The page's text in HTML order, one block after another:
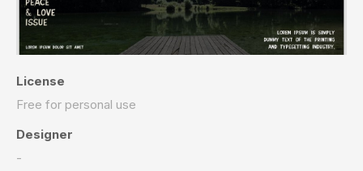
License
Free for personal use
Designer
-